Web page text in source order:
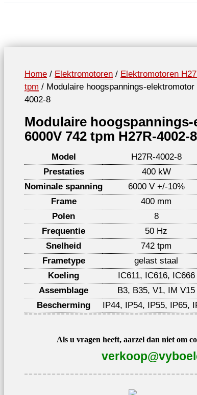
Home / Elektromotoren / Elektromotoren
tpm / Modulaire hoogspannings-
4002-8
Modulaire
6000V 742 tpm H27R-4002-8
Model
H27R-4002-8
Prestaties
400 kW
Nominale spanning
6000 V +/-10%
Frame
400 mm
Polen
8
Frequentie
50 Hz
Snelheid
742 tpm
Frametype
gelast staal
Koeling
IC611, IC616, IC666
Assemblage
B3, B35, V1, IM V15
Bescherming
IP44, IP54, IP55, IP65,
Als u vragen heeft, aarzel dan niet om